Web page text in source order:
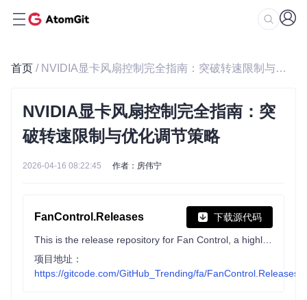
首页 / NVIDIA显卡风扇控制完全指南：突破转速限制与优化调节策略
NVIDIA显卡风扇控制完全指南：突
破转速限制与优化调节策略
2026-04-16 08:22:45 作者：房伟宁
FanControl.Releases 下载源代码
项目地址：
https://gitcode.com/GitHub_Trending/fa/FanControl.Releases